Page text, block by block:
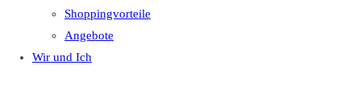
Shoppingvorteile
Angebote
Wir und Ich